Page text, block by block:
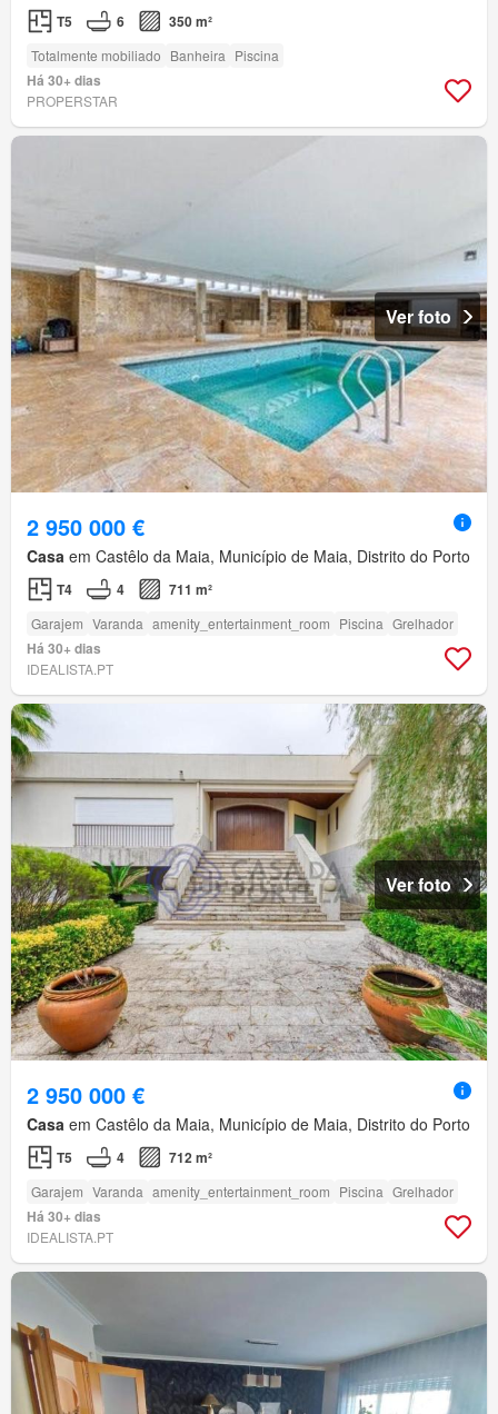
T5 6 350 m²
Totalmente mobiliado Banheira Piscina
Há 30+ dias
PROPERSTAR
Ver foto
2 950 000 €
Casa em Castêlo da Maia, Município de Maia, Distrito do Porto
T4 4 711 m²
Garajem Varanda amenity_entertainment_room Piscina Grelhador
Há 30+ dias
IDEALISTA.PT
Ver foto
2 950 000 €
Casa em Castêlo da Maia, Município de Maia, Distrito do Porto
T5 4 712 m²
Garajem Varanda amenity_entertainment_room Piscina Grelhador
Há 30+ dias
IDEALISTA.PT